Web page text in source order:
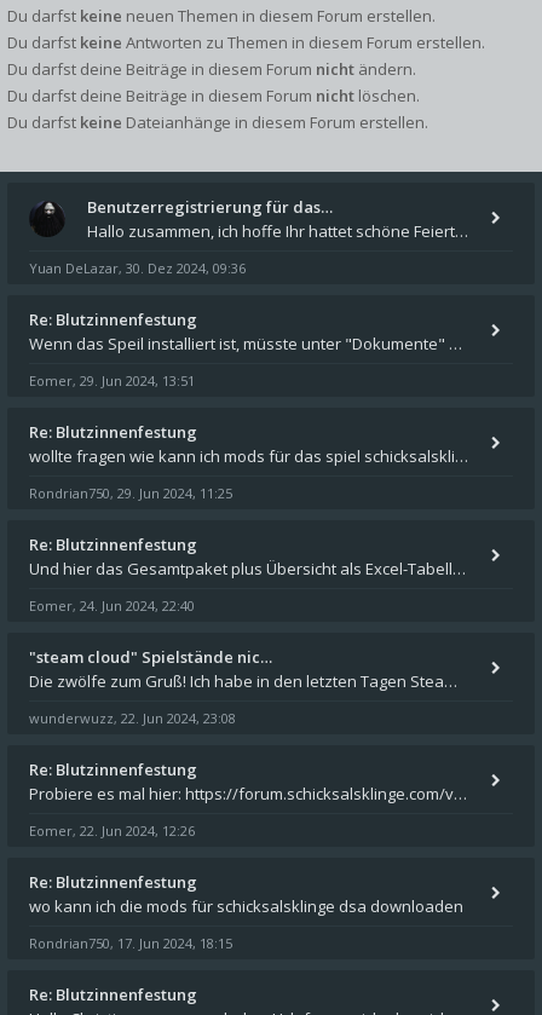
Du darfst keine neuen Themen in diesem Forum erstellen.
Du darfst keine Antworten zu Themen in diesem Forum erstellen.
Du darfst deine Beiträge in diesem Forum nicht ändern.
Du darfst deine Beiträge in diesem Forum nicht löschen.
Du darfst keine Dateianhänge in diesem Forum erstellen.
Benutzerregistrierung für das…
Hallo zusammen, ich hoffe Ihr hattet schöne Feiertage und kommt auch gut ins neue Jahr. Ich schreibe hier kurz zur Infor
Yuan DeLazar, 30. Dez 2024, 09:36
Re: Blutzinnenfestung
Wenn das Speil installiert ist, müsste unter "Dokumente" auf Deinem Rechner ein Verzeichnis "blade of destiny" sein. Dar
Eomer, 29. Jun 2024, 13:51
Re: Blutzinnenfestung
wollte fragen wie kann ich mods für das spiel schicksalsklinge in das spieleverzeichnis kopieren und in welches
Rondrian750, 29. Jun 2024, 11:25
Re: Blutzinnenfestung
Und hier das Gesamtpaket plus Übersicht als Excel-Tabelle: https://forum.schicksalsklinge.com/viewtopic.php?f=239&t=156
Eomer, 24. Jun 2024, 22:40
"steam cloud" Spielstände nic…
Die zwölfe zum Gruß! Ich habe in den letzten Tagen Steam auf meinem Desktop PC mit Windows 11 installiert und über Steam
wunderwuzz, 22. Jun 2024, 23:08
Re: Blutzinnenfestung
Probiere es mal hier: https://forum.schicksalsklinge.com/viewtopic.php?f=239&t=15661
Eomer, 22. Jun 2024, 12:26
Re: Blutzinnenfestung
wo kann ich die mods für schicksalsklinge dsa downloaden
Rondrian750, 17. Jun 2024, 18:15
Re: Blutzinnenfestung